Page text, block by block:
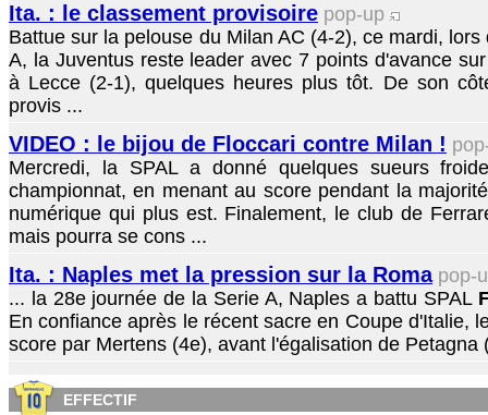
Ita. : le classement provisoire pop-up
Battue sur la pelouse du Milan AC (4-2), ce mardi,
A, la Juventus reste leader avec 7 points d'avance
à Lecce (2-1), quelques heures plus tôt. De son
provis ...
VIDEO : le bijou de Floccari contre Milan !
Mercredi, la SPAL a donné quelques sueurs
championnat, en menant au score pendant la
numérique qui plus est. Finalement, le club de
mais pourra se cons ...
Ita. : Naples met la pression sur la Roma pop-
... la 28e journée de la Serie A, Naples a battu SPAL
En confiance après le récent sacre en Coupe d'Italie,
score par Mertens (4e), avant l'égalisation de Petagna
EFFECTIF